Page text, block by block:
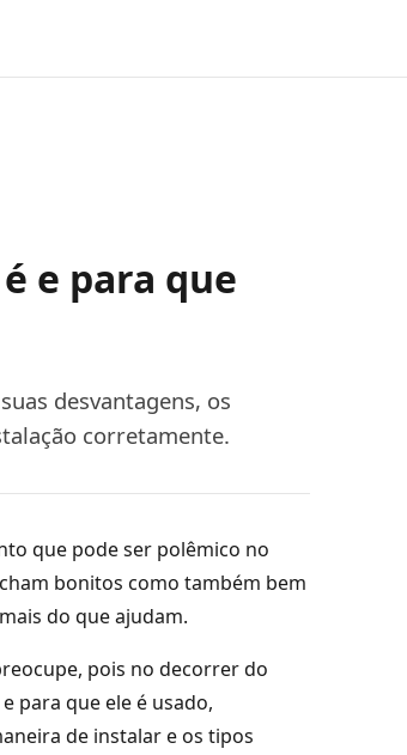
e para que
desvantagens, os
corretamente.
que pode ser polêmico no
bonitos como também bem
do que ajudam.
pois no decorrer do
para que ele é usado,
de instalar e os tipos